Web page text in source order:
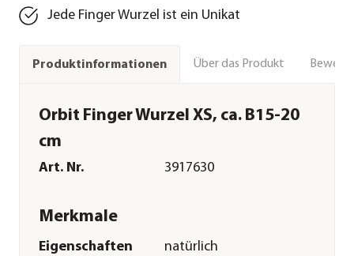
Jede Finger Wurzel ist ein Unikat
Produktinformationen Über das Produkt
Orbit Finger Wurzel XS, ca. B15-20
cm
Art. Nr. 3917630
Merkmale
Eigenschaften
natürlich